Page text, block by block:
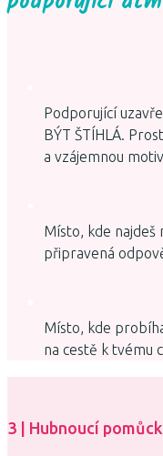
Podporující
BÝT ŠTÍHLÁ.
a vzájemnou
Místo, kde najdeš
připravená
Místo, kde
na cestě k tvému
3 | Hubnoucí